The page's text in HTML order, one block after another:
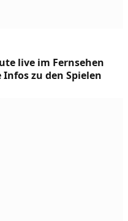
live im Fernsehen
zu den Spielen